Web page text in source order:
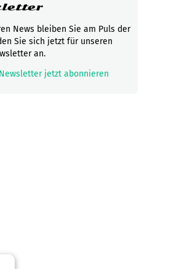
News bleiben Sie am Puls der
Sie sich jetzt für unseren
an.
Newsletter jetzt abonnieren